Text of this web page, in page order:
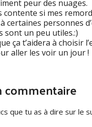
peur des nuages.
contente si mes
certaines personnes
sont un peu utiles.:)
ça t’aidera à choisir
aller les voir un jour !
commentaire
que tu as à dire sur le